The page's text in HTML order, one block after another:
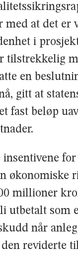
med at det er
i
tilstrekkelig
en
gitt at
fast beløp
økonomiske
millioner
utbetalt som
når
reviderte